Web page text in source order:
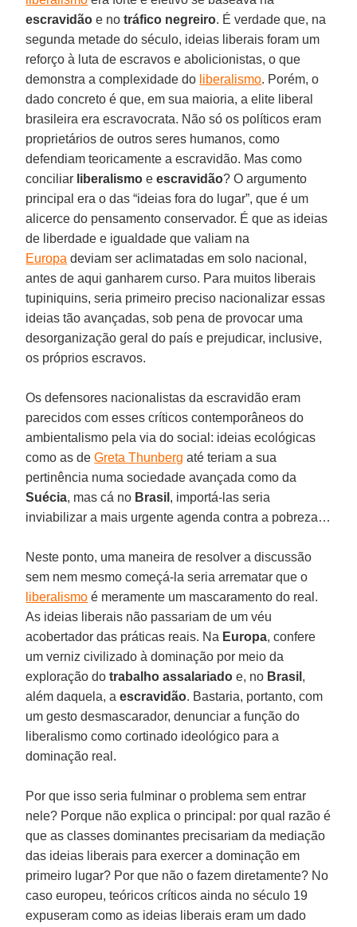
escravidão e no tráfico negreiro. É verdade que, na
segunda metade do século, ideias liberais foram um
reforço à luta de escravos e abolicionistas, o que
demonstra a complexidade do liberalismo. Porém, o
dado concreto é que, em sua maioria, a elite liberal
brasileira era escravocrata. Não só os políticos eram
proprietários de outros seres humanos, como
defendiam teoricamente a escravidão. Mas como
conciliar liberalismo eescravidão? O argumento
principal era o das “ideias fora do lugar”, que é um
alicerce do pensamento conservador. É que as ideias
de liberdade e igualdade que valiam na
Europa deviam ser aclimatadas em solo nacional,
antes de aqui ganharem curso. Para muitos liberais
tupiniquins, seria primeiro preciso nacionalizar essas
ideias tão avançadas, sob pena de provocar uma
desorganização geral do país e prejudicar, inclusive,
os próprios escravos.
Os defensores nacionalistas da escravidão eram
parecidos com esses críticos contemporâneos do
ambientalismo pela via do social: ideias ecológicas
como as deGreta Thunberg até teriam a sua
pertinência numa sociedade avançada como da
Suécia, mas cá no Brasil , importá-las seria
inviabilizar a mais urgente agenda contra a pobreza…
Neste ponto, uma maneira de resolver a discussão
sem nem mesmo começá-la seria arrematar que o
liberalismo é meramente um mascaramento do real.
As ideias liberais não passariam de um véu
acobertador das práticas reais. Na Europa, confere
um verniz civilizado à dominação por meio da
exploração dotrabalho assalariado e, no Brasil ,
além daquela, aescravidão. Bastaria, portanto, com
um gesto desmascarador, denunciar a função do
liberalismo como cortinado ideológico para a
dominação real.
Por que isso seria fulminar o problema sem entrar
nele? Porque não explica o principal: por qual razão é
que as classes dominantes precisariam da mediação
das ideias liberais para exercer a dominação em
primeiro lugar? Por que não o fazem diretamente? No
caso europeu, teóricos críticos ainda no século 19
expuseram como as ideias liberais eram um dado